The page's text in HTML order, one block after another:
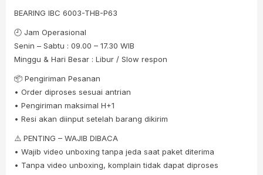
BEARING IBC 6003-THB-P63
🕘 Jam Operasional
Senin – Sabtu : 09.00 – 17.30 WIB
Minggu & Hari Besar : Libur / Slow respon
📦 Pengiriman Pesanan
• Order diproses sesuai antrian
• Pengiriman maksimal H+1
• Resi akan diinput setelah barang dikirim
⚠️ PENTING – WAJIB DIBACA
• Wajib video unboxing tanpa jeda saat paket diterima
• Tanpa video unboxing, komplain tidak dapat diproses